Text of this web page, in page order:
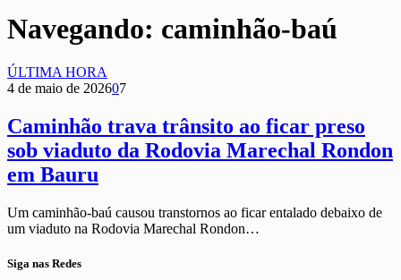
Navegando: caminhão-baú
ÚLTIMA HORA
4 de maio de 202607
Caminhão trava trânsito ao ficar preso
sob viaduto da Rodovia Marechal Rondon
em Bauru
Um caminhão-baú causou transtornos ao ficar entalado debaixo de
um viaduto na Rodovia Marechal Rondon…
Siga nas Redes